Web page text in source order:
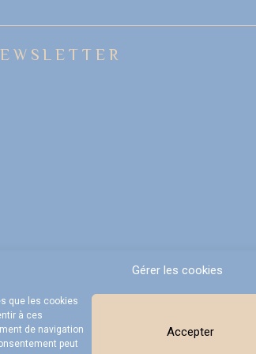
Gérer les cookies
que les cookies
à ces
de navigation
peut
Accepter